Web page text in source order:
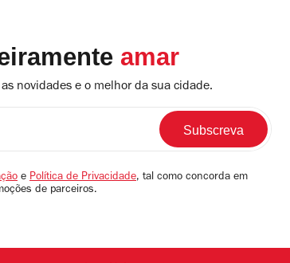
amar
novidades e o melhor da sua cidade.
e Política de Privacidade, tal como concorda em
de parceiros.